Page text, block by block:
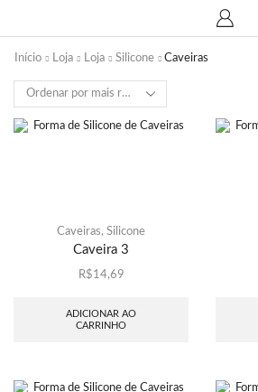
Início Loja Loja Silicone Caveiras
Caveiras, Silicone
Caveira 3
R$14,69
ADICIONAR AO
CARRINHO